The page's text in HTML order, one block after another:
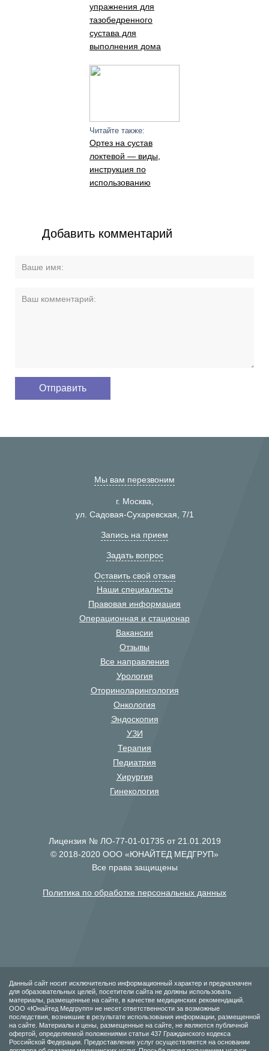
упражнения для
тазобедренного
сустава для
выполнения дома
Читайте также:
Ортез на сустав
локтевой — виды,
инструкция по
использованию
Добавить комментарий
Мы вам перезвоним
г. Москва,
ул. Садовая-Сухаревская, 7/1
Запись на прием
Задать вопрос
Оставить свой отзыв
Наши специалисты
Правовая информация
Операционная и стационар
Вакансии
Отзывы
Все направления
Урология
Оториноларингология
Онкология
Эндоскопия
УЗИ
Терапия
Педиатрия
Хирургия
Гинекология
Лицензия № ЛО-77-01-01735 от 21.01.2019
© 2018-2020 ООО «ЮНАЙТЕД МЕДГРУП»
Все права защищены
Политика по обработке персональных данных
Данный сайт носит исключительно информационный характер и предназначен
для образовательных целей, посетители сайта не должны использовать
материалы, размещенные на сайте, в качестве медицинских рекомендаций.
ООО «Юнайтед Медгрупп» не несет ответственности за возможные
последствия, возникшие в результате использования информации, размещенной
на сайте. Материалы и цены, размещенные на сайте, не являются публичной
офертой, определяемой положениями статьи 437 Гражданского кодекса
Российской Федерации. Предоставление услуг осуществляется на основании